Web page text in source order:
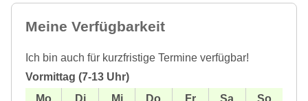
Meine Verfügbarkeit
Ich bin auch für kurzfristige Termine verfügbar!
Vormittag (7-13 Uhr)